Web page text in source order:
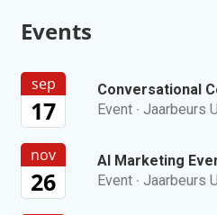
Events
sep
17
Conversational
Event · Jaarbeurs
nov
26
AI Marketing
Event · Jaarbeurs